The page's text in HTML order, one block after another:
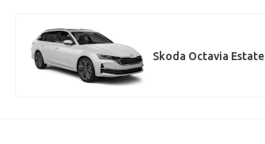
Skoda Octavia Estate